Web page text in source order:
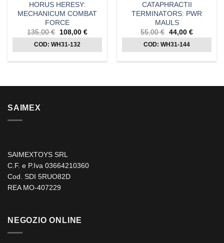
HORUS HERESY:
MECHANICUM COMBAT
FORCE
135,00€
Il
prezzo
originale
era:
108,00 €Il
prezzo
è:
COD: WH31-132
CATAPHRACTII
TERMINATORS: PWR
MAULS
55,00€ Il
prezzo
originale
era:
44,00 €Il
prezzo
è:
COD: WH31-144
SAIMEX
SAIMEXTOYS SRL
C.F. e P.Iva 03664210360
Cod. SDI 5RUO82D
REA MO-407229
NEGOZIO ONLINE